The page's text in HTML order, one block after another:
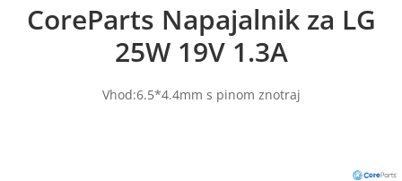
CoreParts Napajalnik za LG
25W 19V 1.3A
Vhod:6.5*4.4mm s pinom znotraj